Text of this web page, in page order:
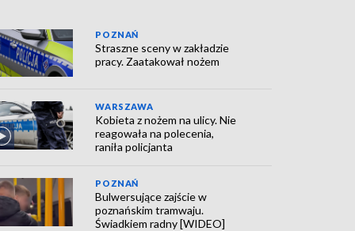
POZNAŃ
Straszne sceny w zakładzie
pracy. Zaatakował nożem
WARSZAWA
Kobieta z nożem na ulicy. Nie
reagowała na polecenia,
raniła policjanta
POZNAŃ
Bulwersujące zajście w
poznańskim tramwaju.
Świadkiem radny [WIDEO]